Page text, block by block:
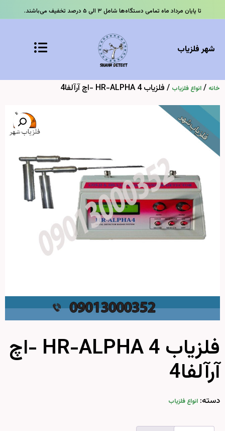
تا پایان مرداد ماه تمامی دستگاه‌ها شامل ۳ الی ۵ درصد تخفیف می‌باشند.
شهر فلزیاب
خانه / انواع فلزیاب / فلزیاب HR-ALPHA 4 -اچ آرآلفا4
فلزیاب HR-ALPHA 4 -اچ
آرآلفا4
دسته: انواع فلزیاب